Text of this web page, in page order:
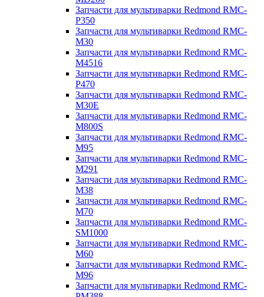
Запчасти для мультиварки Redmond RMC-
P350
Запчасти для мультиварки Redmond RMC-
M30
Запчасти для мультиварки Redmond RMC-
M4516
Запчасти для мультиварки Redmond RMC-
P470
Запчасти для мультиварки Redmond RMC-
M30E
Запчасти для мультиварки Redmond RMC-
M800S
Запчасти для мультиварки Redmond RMC-
M95
Запчасти для мультиварки Redmond RMC-
M291
Запчасти для мультиварки Redmond RMC-
M38
Запчасти для мультиварки Redmond RMC-
M70
Запчасти для мультиварки Redmond RMC-
SM1000
Запчасти для мультиварки Redmond RMC-
M60
Запчасти для мультиварки Redmond RMC-
M96
Запчасти для мультиварки Redmond RMC-